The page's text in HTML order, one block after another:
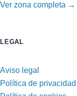
Ver zona completa →
LEGAL
Aviso legal
Política de privacidad